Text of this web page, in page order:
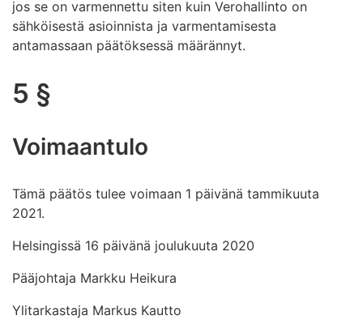
jos se on varmennettu siten kuin Verohallinto on
sähköisestä asioinnista ja varmentamisesta
antamassaan päätöksessä määrännyt.
5 §
Voimaantulo
Tämä päätös tulee voimaan 1 päivänä tammikuuta
2021.
Helsingissä 16 päivänä joulukuuta 2020
Pääjohtaja Markku Heikura
Ylitarkastaja Markus Kautto